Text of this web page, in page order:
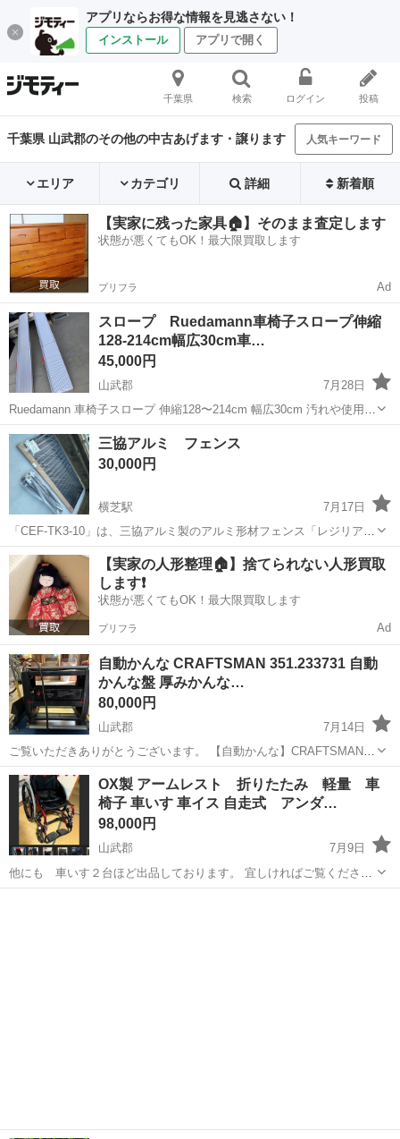
アプリならお得な情報を見逃さない！
インストール アプリで開く
千葉県 検索 ログイン 投稿
千葉県 山武郡のその他の中古あげます・譲ります 人気キーワード
エリア カテゴリ 詳細 新着順
【実家に残った家具🏠】そのまま査定します
状態が悪くてもOK！最大限買取します
プリフラ Ad
スロープ Ruedamann車椅子スロープ伸縮
128-214cm幅広30cm車…
45,000円
山武郡
7月28日
Ruedamann 車椅子スロープ 伸縮128〜214cm 幅広30cm 汚れや使用
傷、使用感のある一般的な中古品です。 使用していた物になります。
予備用ピン 専用カバーあり収納、持...
千葉 山武郡 その他
三協アルミ フェンス
30,000円
横芝駅
7月17日
「CEF-TK3-10」は、三協アルミ製のアルミ形材フェンス「レジリア
TK3型」 １枚 定価29700円 「CEFP-H-10」は、三協アルミの形材フェ
ンス 「レジリア」シリーズなどで使用される H=1000（高さ10...
千葉 山武郡 横芝駅 その他 アルミ
【実家の人形整理🏠】捨てられない人形買取
します❗️
状態が悪くてもOK！最大限買取します
プリフラ Ad
自動かんな CRAFTSMAN 351.233731 自動
かんな盤 厚みかんな…
80,000円
山武郡
7月14日
ご覧いただきありがとうございます。 【自動かんな】CRAFTSMAN
351.233731 自動かんな盤 厚みかんな 木工機械 物づくり、家づくり、
木材加工、DIY等にご興味のおありの方にお譲りしたいです。 ...
千葉 山武郡 その他
OX製 アームレスト 折りたたみ 軽量 車
椅子 車いす 車イス 自走式 アンダ…
98,000円
山武郡
7月9日
他にも 車いす２台ほど出品しております。 宜しければご覧くださ
い。 OX （オーエックス）製 車輪脱着可 折り畳み可 折り畳みフッ